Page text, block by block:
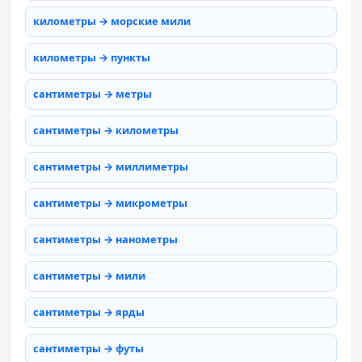
километры → морские мили
километры → пункты
сантиметры → метры
сантиметры → километры
сантиметры → миллиметры
сантиметры → микрометры
сантиметры → нанометры
сантиметры → мили
сантиметры → ярды
сантиметры → футы